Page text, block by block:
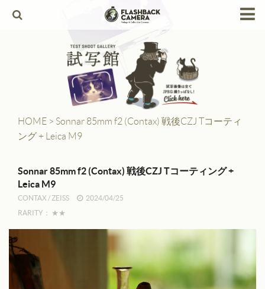
Leica Copies
Alpa
Berthiot
Canon
Contax
Dallmeyer
Fuji
HOME > Sonnar 85mm f2 (Contax) 戦後CZJ Tコーティ
ング + Leica M9
Sonnar 85mm f2 (Contax) 戦後CZJ Tコーティング +
Leica M9
CONTAX / ZEISS
2024/04/25
RARITY：
★★